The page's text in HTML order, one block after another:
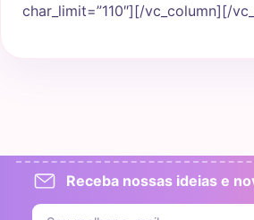
char_limit=”110″][/vc_column][/
Receba nossas ideias e